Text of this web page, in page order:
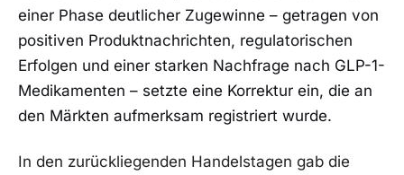
einer Phase deutlicher Zugewinne – getragen von
positiven Produktnachrichten, regulatorischen
Erfolgen und einer starken Nachfrage nach GLP-1-
Medikamenten – setzte eine Korrektur ein, die an
den Märkten aufmerksam registriert wurde.
In den zurückliegenden Handelstagen gab die